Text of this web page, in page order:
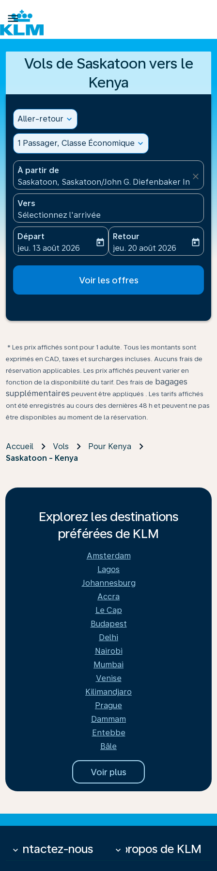

Vols de Saskatoon vers le
Kenya
Aller-retour expand_more
1 Passager, Classe Économique expand_more
À partir de
Saskatoon, Saskatoon/John G. Diefenbaker
close
Vers
Sélectionnez l'arrivée
Départ
fc-booking-departure-date-aria-label
jeu. 13 août 2026
today
Retour
fc-booking-return-date-
jeu. 20 août 2026
today
Voir les offres
* Les prix affichés sont pour 1 adulte. Tous les montants sont
exprimés en CAD, taxes et surcharges incluses. Aucuns frais de
réservation applicables. Les prix affichés peuvent varier en
fonction de la disponibilité du tarif. Des frais de bagages
supplémentaires peuvent être appliqués . Les tarifs affichés
ont été enregistrés au cours des dernières 48 h et peuvent ne pas
être disponibles au moment de la réservation.
Accueil Vols
Pour Kenya
Saskatoon - Kenya
Explorez les destinations
préférées de KLM
Amsterdam
Lagos
Johannesburg
Accra
Le Cap
Budapest
Delhi
Nairobi
Mumbai
Venise
Kilimandjaro
Prague
Dammam
Entebbe
Bâle
Voir plus
Contactez-nous
keyboard_arrow_down À propos de KLM
keyboard_arrow_down